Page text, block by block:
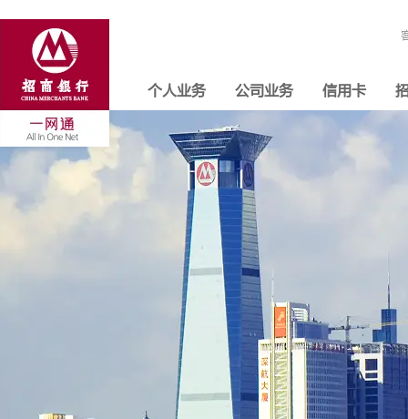
个人业务 公司业务 信用卡